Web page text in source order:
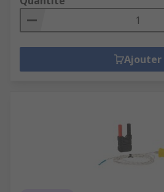
Ajouter